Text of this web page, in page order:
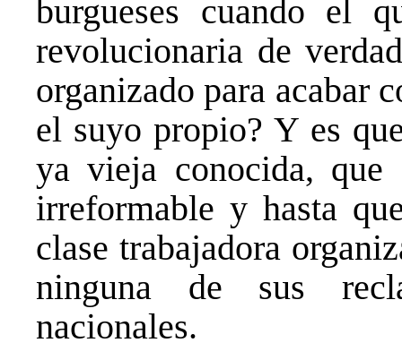
burgueses cuando el
revolucionaria de
organizado para acabar
el suyo propio? Y es
ya vieja conocida, que
irreformable y hasta
clase trabajadora
ninguna de sus
nacionales.